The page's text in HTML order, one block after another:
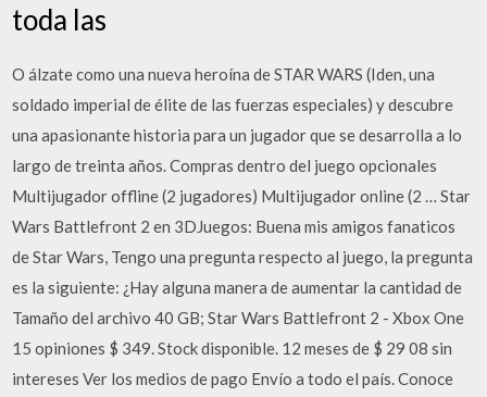
toda las
O álzate como una nueva heroína de STAR WARS (Iden, una
soldado imperial de élite de las fuerzas especiales) y descubre
una apasionante historia para un jugador que se desarrolla a lo
largo de treinta años. Compras dentro del juego opcionales
Multijugador offline (2 jugadores) Multijugador online (2 … Star
Wars Battlefront 2 en 3DJuegos: Buena mis amigos fanaticos
de Star Wars, Tengo una pregunta respecto al juego, la pregunta
es la siguiente: ¿Hay alguna manera de aumentar la cantidad de
Tamaño del archivo 40 GB; Star Wars Battlefront 2 - Xbox One
15 opiniones $ 349. Stock disponible. 12 meses de $ 29 08 sin
intereses Ver los medios de pago Envío a todo el país. Conoce